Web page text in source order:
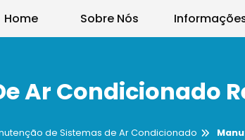
Home Sobre Nós
Ar Condicionado
de Sistemas de Ar Condicionado